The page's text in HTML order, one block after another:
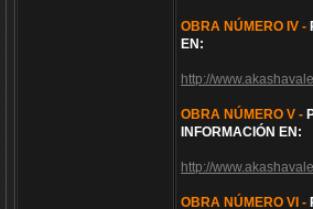
OBRA NÚMERO IV -
EN:
http://
OBRA NÚMERO V -
INFORMACIÓN EN:
http://
OBRA NÚMERO VI -